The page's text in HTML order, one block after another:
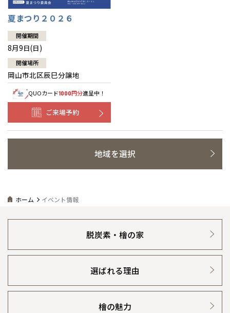
夏まつり２０２６
開催期間
8月9日(日)
開催場所
岡山市北区辰巳分譲地
QUOカード1000円分進呈中！
ご来場予約
地域を選択
ホーム イベント情報
脱炭素・檜の家
選ばれる理由
檜の魅力
高知
沖縄